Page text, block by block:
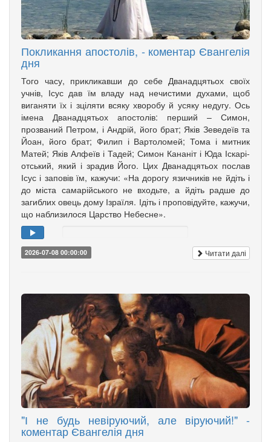
Покликання апостолів, - коментар Євангелія
дня
Того часу, прикликавши до себе Дванадцятьох своїх
учнів, Ісус дав їм владу над нечистими духами, щоб
вига­няти їх і зціляти всяку хворобу й усяку недугу. Ось
імена Дванадцятьох апо­столів: перший – Симон,
прозваний Петром, і Андрій, його брат; Яків Зе­­ведеїв та
Йоан, його брат; Филип і Вартоломей; Тома і мит­ник
Матей; Яків Алфеїв і Та­дей; Симон Кананіт і Юда Іска­рі­
от­ський, який і зрадив Його. Цих Дванадцятьох послав
Ісус і заповів їм, кажучи: «На дорогу язич­ників не йдіть і
до міста самарійського не входьте, а йдіть радше до
загиблих овець дому Ізраїля. Ідіть і проповідуйте, кажучи,
що наблизилося Царство Небесне».
2026-07-08 00:00:00 Читати далі
"І не будь невіруючий, але віруючий!" -
коментар Євангелія дня